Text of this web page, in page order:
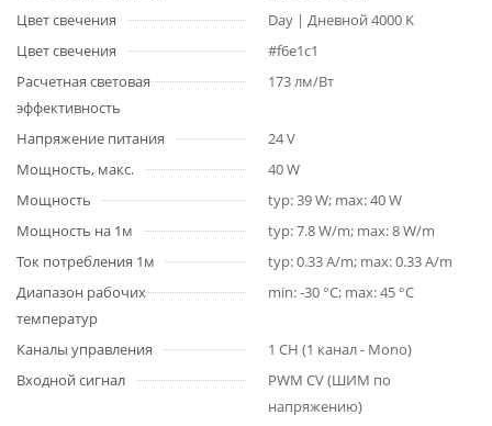
Цвет свечения
Day | Дневной 4000 K
Цвет свечения
#f6e1c1
Расчетная световая
эффективность
173 лм/Вт
Напряжение питания
24 V
Мощность, макс.
40 W
Мощность
typ: 39 W; max: 40 W
Мощность на 1м
typ: 7.8 W/m; max: 8 W/m
Ток потребления 1м
typ: 0.33 A/m; max: 0.33 A/m
Диапазон рабочих
температур
min: -30 °C; max: 45 °C
Каналы управления
1 CH (1 канал - Mono)
Входной сигнал
PWM СV (ШИМ по
напряжению)